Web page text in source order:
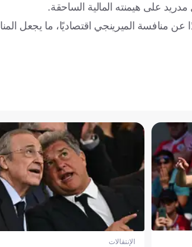
مدريد على هيمنته المالية الساحقة.
عن منافسة الميرينجي اقتصاديًا، ما يجعل
الإنتقالات